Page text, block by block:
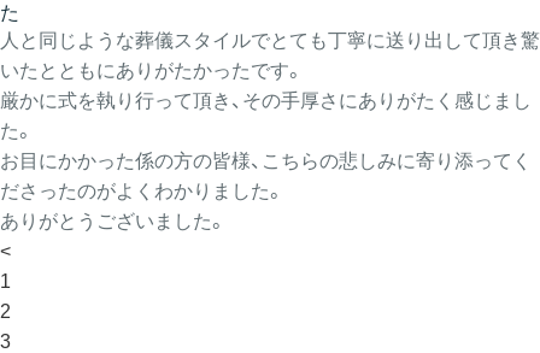
た
人と同じような葬儀スタイルでとても丁寧に送り出して頂き驚
いたとともにありがたかったです。
厳かに式を執り行って頂き、その手厚さにありがたく感じまし
た。
お目にかかった係の方の皆様、こちらの悲しみに寄り添ってく
ださったのがよくわかりました。
ありがとうございました。
<
1
2
3